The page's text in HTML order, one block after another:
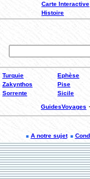
Carte Interactive
Histoire
Turquie
Ephèse
Zakynthos
Pise
Sorrente Sicile
GuidesVoyages
A notre sujet